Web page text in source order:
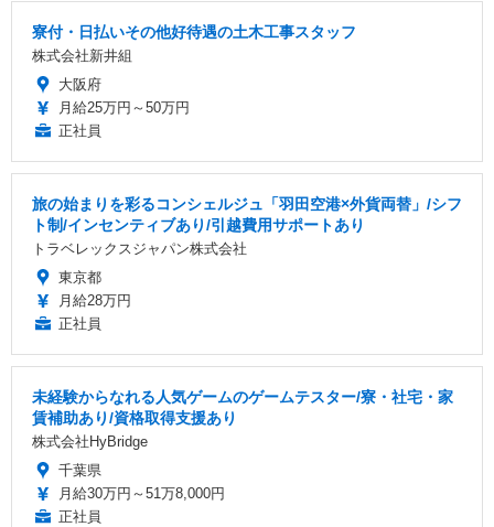
寮付・日払いその他好待遇の土木工事スタッフ
株式会社新井組
大阪府
月給25万円～50万円
正社員
旅の始まりを彩るコンシェルジュ「羽田空港×外貨両替」/シフ
ト制/インセンティブあり/引越費用サポートあり
トラベレックスジャパン株式会社
東京都
月給28万円
正社員
未経験からなれる人気ゲームのゲームテスター/寮・社宅・家
賃補助あり/資格取得支援あり
株式会社HyBridge
千葉県
月給30万円～51万8,000円
正社員